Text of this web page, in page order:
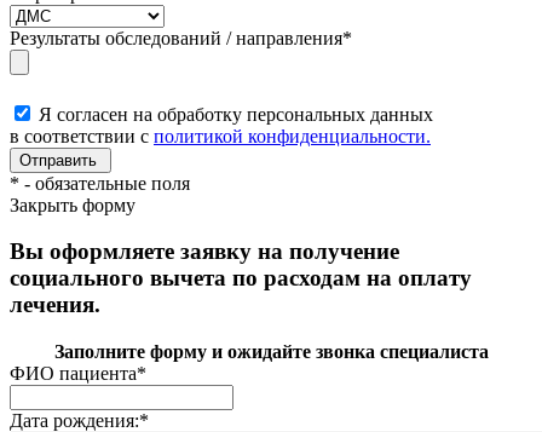
Результаты обследований / направления*
Я согласен на обработку персональных данных
в соответствии с политикой конфиденциальности.
* - обязательные поля
Закрыть форму
Вы оформляете заявку на получение
социального вычета по расходам на оплату
лечения.
Заполните форму и ожидайте звонка специалиста
ФИО пациента*
Дата рождения:*